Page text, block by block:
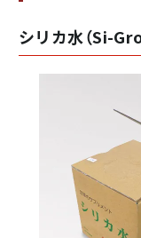
シリカ水（Si-
血液型判定剤
グリーンイン
受託材料開発